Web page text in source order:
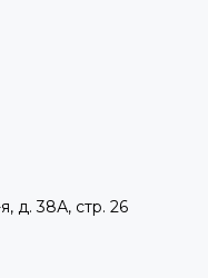
д. 38А, стр. 26